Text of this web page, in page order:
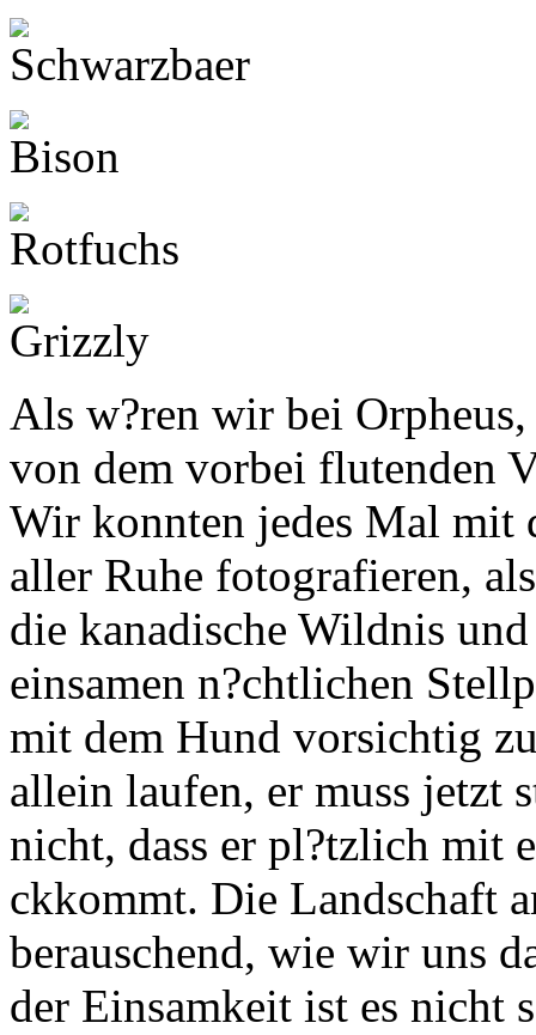
Als w?ren wir bei
von dem vorbei flutenden
Wir konnten jedes Mal mit
aller Ruhe fotografieren,
die kanadische Wildnis
einsamen n?chtlichen
mit dem Hund vorsichtig
allein laufen, er muss jetzt
nicht, dass er pl?tzlich mit
ckkommt. Die Landschaft
berauschend, wie wir uns
der Einsamkeit ist es nicht